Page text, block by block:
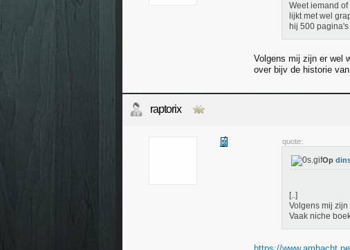
Weet iemand
lijkt met wel
hij 500
Volgens mij zijn er wel
over bijv de historie
raptorix
quote:
Op
[..]
Volgens mij
Vaak niche